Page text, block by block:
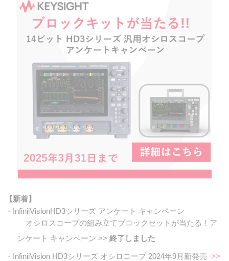
【新着】
・InfiniiVisionHD3シリーズ アンケート キャンペーン
オシロスコープの組み立てブロックセットが当たる！ア
ンケート キャンペーン >> 終了しました
・InfiniiVision HD3シリーズ オシロコープ 2024年9月新発売 >>